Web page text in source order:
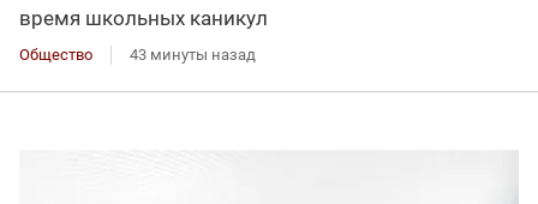
время школьных каникул
Общество 43 минуты назад